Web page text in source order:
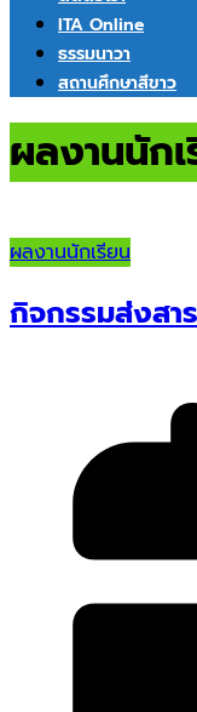
ITA Online
ธรรมนาวา
สถานศึกษาสีขาว
ผลงานนัก
ผลงานนักเรียน
กิจกรรมส่งสา